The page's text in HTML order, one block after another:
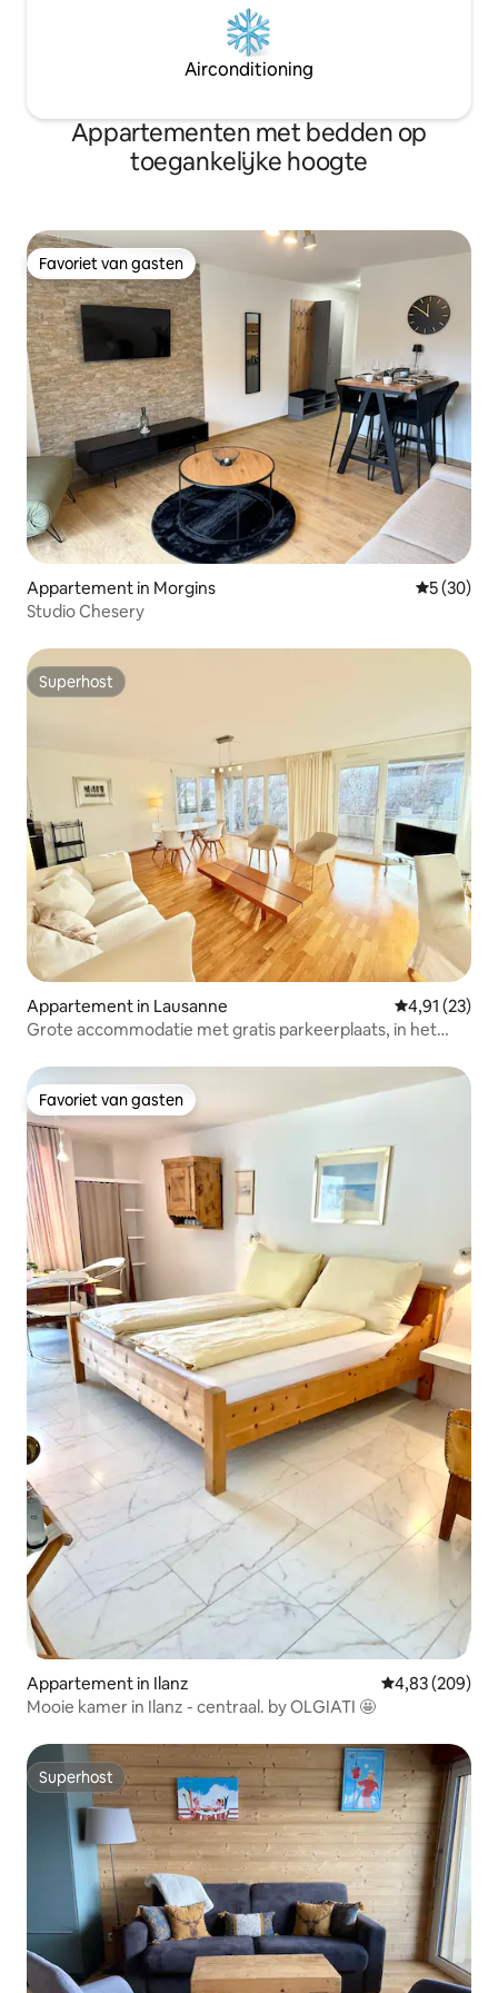
Airconditioning
Appartementen met bedden op
toegankelijke hoogte
Favoriet van gasten
Favoriet van gasten
Appartement in Morgins
5 (30)
Studio Chesery
Superhost
Superhost
Appartement in Lausanne Gemiddelde
4,91 (23)
Grote accommodatie met gratis parkeerplaats, in het
Favoriet van gasten
Favoriet van gasten
Appartement in Ilanz Gemiddelde
4,83 (209)
Mooie kamer in Ilanz - centraal. by OLGIATI 🤩
Superhost
Superhost